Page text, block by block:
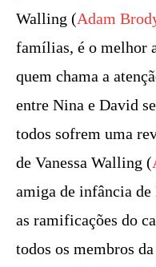
Walling (Adam
famílias, é o melhor
quem chama a
entre Nina e David
todos sofrem uma
de Vanessa Walling (
amiga de infância
as ramificações do
todos os membros